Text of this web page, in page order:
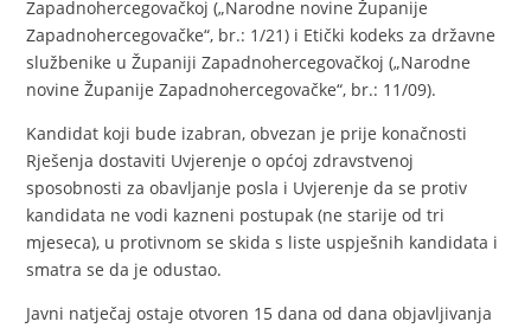
Zapadnohercegovačkoj („Narodne novine Županije
Zapadnohercegovačke“, br.: 1/21) i Etički kodeks za državne
službenike u Županiji Zapadnohercegovačkoj („Narodne
novine Županije Zapadnohercegovačke“, br.: 11/09).
Kandidat koji bude izabran, obvezan je prije konačnosti
Rješenja dostaviti Uvjerenje o općoj zdravstvenoj
sposobnosti za obavljanje posla i Uvjerenje da se protiv
kandidata ne vodi kazneni postupak (ne starije od tri
mjeseca), u protivnom se skida s liste uspješnih kandidata i
smatra se da je odustao.
Javni natječaj ostaje otvoren 15 dana od dana objavljivanja